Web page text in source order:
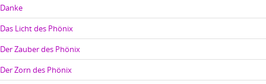
Danke
Das Licht des Phönix
Der Zauber des Phönix
Der Zorn des Phönix